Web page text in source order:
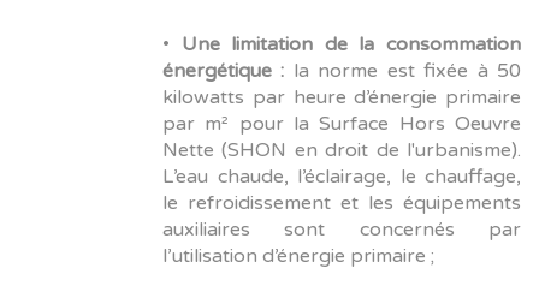
• Une limitation de la consommation
énergétique : la norme est fixée à 50
kilowatts par heure d’énergie primaire
par m² pour la Surface Hors Oeuvre
Nette (SHON en droit de l'urbanisme).
L’eau chaude, l’éclairage, le chauffage,
le refroidissement et les équipements
auxiliaires sont concernés par
l’utilisation d’énergie primaire ;